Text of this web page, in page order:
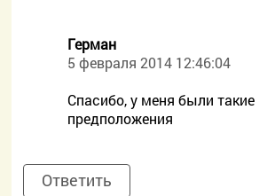
Герман
5 февраля 2014 12:46:04
Спасибо, у меня были такие
предположения
Ответить